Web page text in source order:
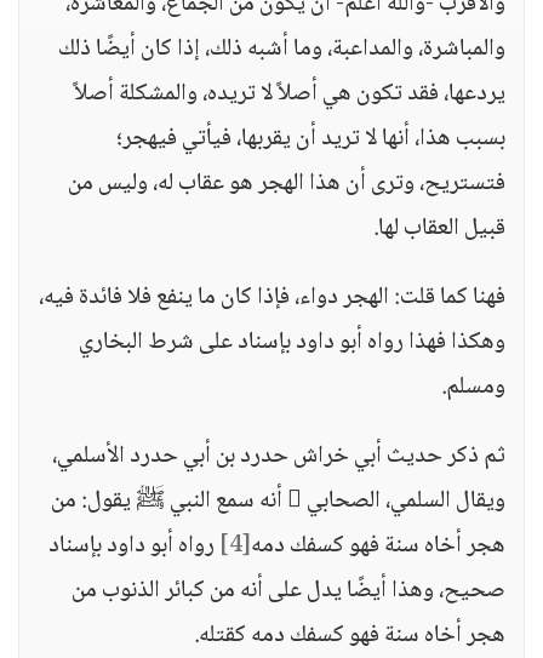
والمباشرة، والمداعبة، وما أشبه ذلك، إذا كان أيضًا ذلك
يردعها، فقد تكون هي أصلاً لا تريده، والمشكلة أصلاً
بسبب هذا، أنها لا تريد أن يقربها، فيأتي فيهجر؛
فتستريح، وترى أن هذا الهجر هو عقاب له، وليس من
قبيل العقاب لها.
فهنا كما قلت: الهجر دواء، فإذا كان ما ينفع فلا فائدة فيه،
وهكذا فهذا رواه أبو داود بإسناد على شرط البخاري
ومسلم.
ثم ذكر حديث أبي خراش حدرد بن أبي حدرد الأسلمي،
ويقال السلمي، الصحابي  أنه سمع النبي ﷺ يقول: من
هجر أخاه سنة فهو كسفك دمه[4]
رواه أبو داود بإسناد
صحيح، وهذا أيضًا يدل على أنه من كبائر الذنوب من
هجر أخاه سنة فهو كسفك دمه كقتله.